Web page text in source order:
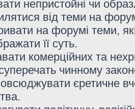
непристойні чи
від теми на
на форумі теми,
її суть.
комерційних та
чинному
єретичне